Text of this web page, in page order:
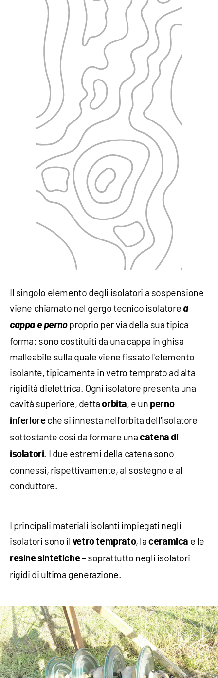
Il singolo elemento degli isolatori a sospensione
viene chiamato nel gergo tecnico isolatore a
cappa e pernoproprio per via della sua tipica
forma: sono costituiti da una cappa in ghisa
malleabile sulla quale viene fissato l'elemento
isolante, tipicamente in vetro temprato ad alta
rigidità dielettrica. Ogni isolatore presenta una
cavità superiore, dettaorbita, e un perno
inferioreche si innesta nell'orbita dell'isolatore
sottostante cosi da formare unacatena di
isolatori . I due estremi della catena sono
connessi, rispettivamente, al sostegno e al
conduttore.
I principali materiali isolanti impiegati negli
isolatori sono il vetro temprato, laceramica e le
resine sintetiche– soprattutto negli isolatori
rigidi di ultima generazione.